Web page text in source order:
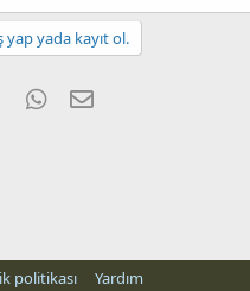
yada kayıt ol.
Tumblr WhatsApp
politikası
Yardım